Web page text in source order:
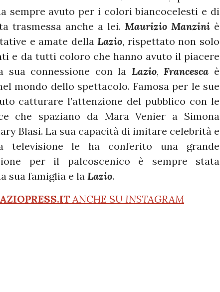
sempre avuto per i colori biancocelesti e di
trasmessa anche a lei. Maurizio Manzini è
e amate della Lazio, rispettato non solo
e da tutti coloro che hanno avuto il piacere
connessione con la Lazio, Francesca è
mondo dello spettacolo. Famosa per le sue
catturare l’attenzione del pubblico con le
che spaziano da Mara Venier a Simona
Blasi. La sua capacità di imitare celebrità e
televisione le ha conferito una grande
per il palcoscenico è sempre stata
sua famiglia e la Lazio.
ANCHE SU INSTAGRAM